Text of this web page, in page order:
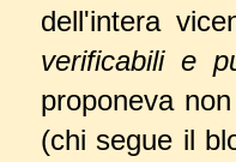
dell'intera
verificabili e
proponeva
(chi segue il